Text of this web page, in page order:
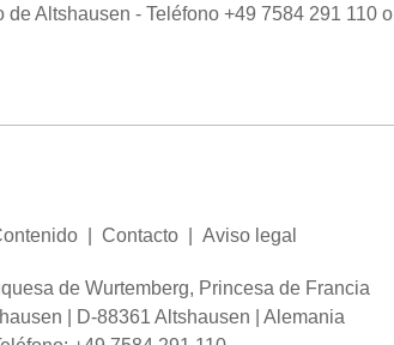
Altshausen - Teléfono +49 7584 291 110 o
| Contacto| Aviso legal
de Wurtemberg, Princesa de Francia
| D-88361 Altshausen | Alemania